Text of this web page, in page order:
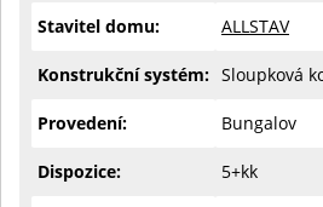
Stavitel domu: ALLSTAV
Konstrukční systém: Sloupková
Provedení: Bungalov
Dispozice: 5+kk